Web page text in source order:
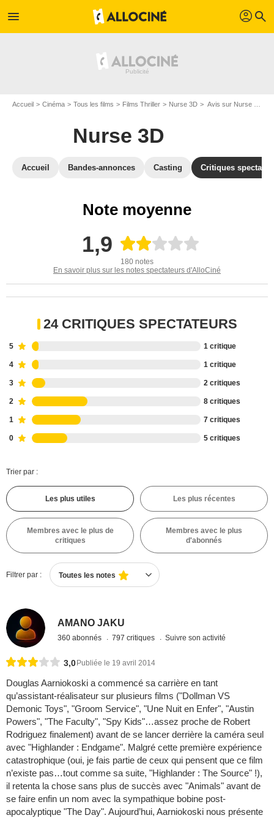
menu profil search
Accueil Cinéma Tous les films Films Thriller Nurse 3D Avis sur Nurse 3D
Nurse 3D
Accueil Bandes-annonces Casting Critiques
Note moyenne
1,9
180 notes
En savoir plus sur les notes spectateurs d'AlloCiné
24 CRITIQUES SPECTATEURS
5 1 critique
4 1 critique
3 2 critiques
2 8 critiques
1 7 critiques
0 5 critiques
Trier par :
Les plus utiles Les plus récentes
Membres avec le plus de
critiques
Membres avec le plus
d'abonnés
Filtrer par : Toutes les notes
AMANO JAKU
360 abonnés 797 critiques Suivre son activité
3,0 Publiée le 19 avril 2014
Douglas Aarniokoski a commencé sa carrière en tant
qu’assistant-réalisateur sur plusieurs films ("Dollman VS
Demonic Toys", "Groom Service", "Une Nuit en Enfer", "Austin
Powers", "The Faculty", "Spy Kids"…assez proche de Robert
Rodriguez finalement) avant de se lancer derrière la caméra seul
avec "Highlander : Endgame". Malgré cette première expérience
catastrophique (oui, je fais partie de ceux qui pensent que ce film
n’existe pas…tout comme sa suite, "Highlander : The Source" !),
il retenta la chose sans plus de succès avec "Animals" avant de
se faire enfin un nom avec la sympathique bobine post-
apocalyptique "The Day". Aujourd’hui, Aarniokoski nous présente